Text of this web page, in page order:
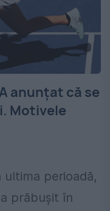
anunțat că se
Motivele
perioadă,
prăbușit în